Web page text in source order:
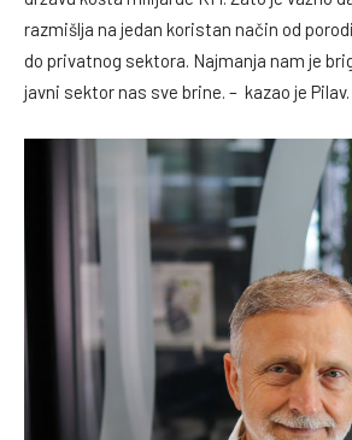
razmišlja na jedan koristan način od
do privatnog sektora. Najmanja nam je
javni sektor nas sve brine. – kazao je Pilav.